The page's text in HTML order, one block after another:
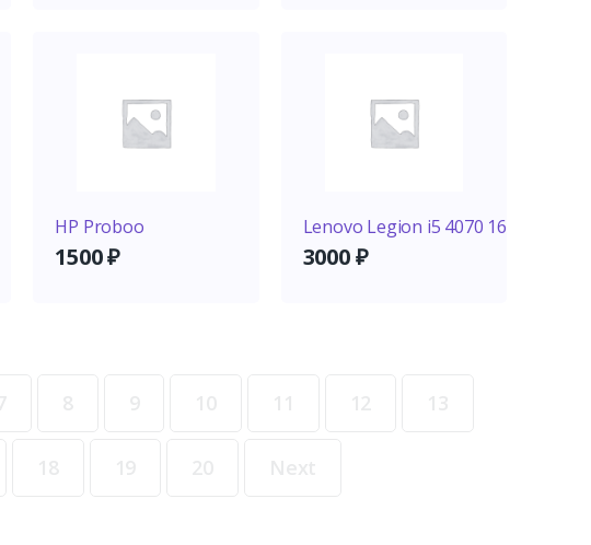
HP Proboo
1500₽
Lenovo Legion i5 4070 16
3000₽